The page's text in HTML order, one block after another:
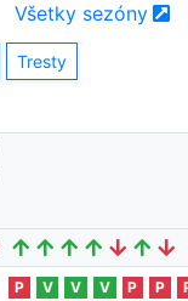
Všetky sezóny
Tresty
P V V V P P